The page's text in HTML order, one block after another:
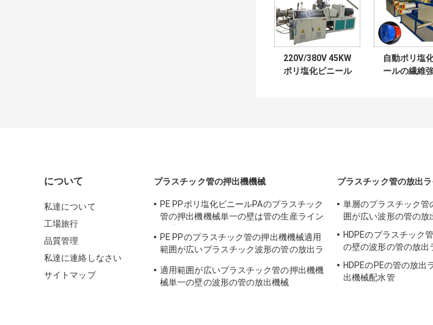
220V/380V 45KW
ポリ塩化ビニール
自動ポリ塩
ールの繊維
について
私達について
工場旅行
品質管理
私達に連絡しなさい
サイトマップ
プラスチック管の押出機機械
PE PPポリ塩化ビニールPAのプラスチック
管の押出機機械単一の壁は管の生産ライン
PE PPのプラスチック管の押出機機械適用
範囲が広いプラスチック波形の管の放出ラ
適用範囲が広いプラスチック管の押出機機
械単一の壁の波形の管の放出機械
プラスチック管の放出
単層のプラスチック管
囲が広い波形の管の放
HDPEのプラスチック
の壁の波形の管の放出
HDPEのPEの管の放出
出機械配水管